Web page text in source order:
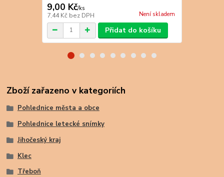
9,00 Kč/ks
7,44 Kč bez DPH Není skladem
Přidat do košíku
Zboží zařazeno v kategoriích
Pohlednice města a obce
Pohlednice letecké snímky
Jihočeský kraj
Klec
Třeboň